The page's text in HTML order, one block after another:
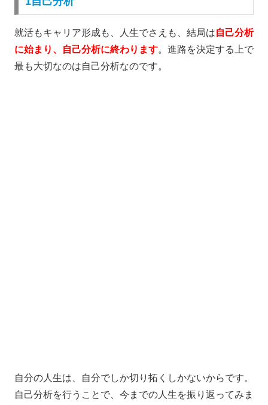
就活もキャリア形成も、人生でさえも、結局は自己分析
に始まり、自己分析に終わります。進路を決定する上で
最も大切なのは自己分析なのです。
自分の人生は、自分でしか切り拓くしかないからです。
自己分析を行うことで、今までの人生を振り返ってみま